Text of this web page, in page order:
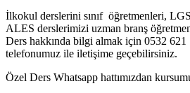
İlkokul derslerini sınıf öğretmenleri,
ALES derslerimizi uzman branş
Ders hakkında bilgi almak için 0532 621
telefonumuz ile iletişime geçebilirsiniz.
Özel Ders Whatsapp hattımızdan